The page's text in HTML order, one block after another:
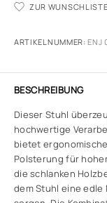
ZUR
ARTIKELNUMMER:ENJ
BESCHREIBUNG
Dieser Stuhl
hochwertige
bietet
Polsterung für
die schlanken
dem Stuhl eine